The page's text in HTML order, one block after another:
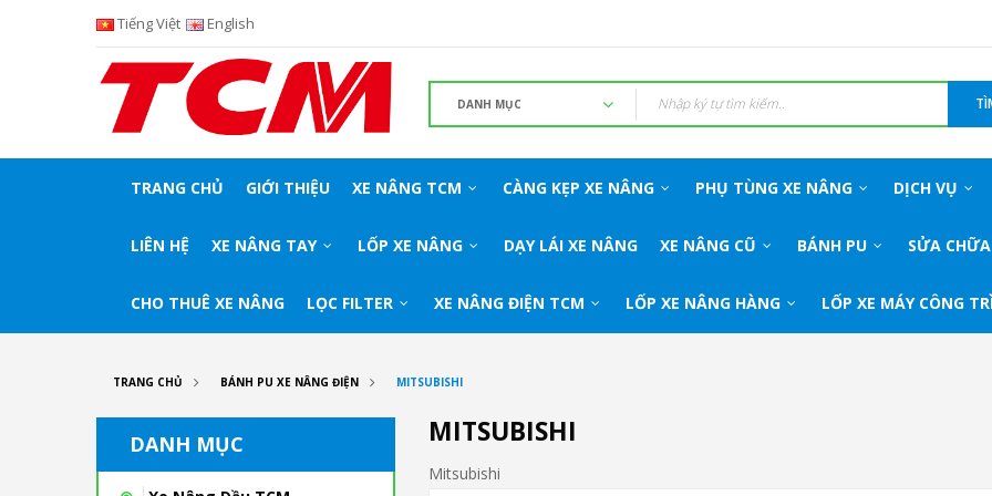
Tiếng Việt English
TRANG CHỦ GIỚI THIỆU XE NÂNG TCM CÀNG KẸP XE NÂNG PHỤ TÙNG XE NÂNG DỊCH VỤ
LIÊN HỆ XE NÂNG TAY LỐP XE NÂNG DẠY LÁI XE NÂNG XE NÂNG CŨ BÁNH PU SỬA
CHO THUÊ XE NÂNG LỌC FILTER XE NÂNG ĐIỆN TCM LỐP XE NÂNG HÀNG LỐP XE MÁY CÔNG
TRANG CHỦ BÁNH PU XE NÂNG ĐIỆN MITSUBISHI
DANH MỤC MITSUBISHI
Mitsubishi